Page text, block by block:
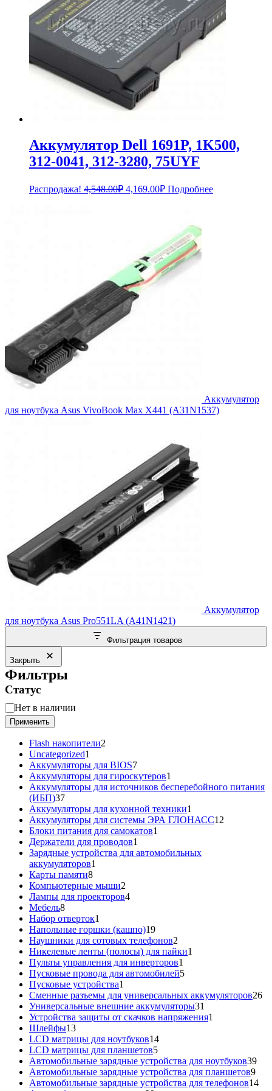
Аккумулятор Dell 1691P, 1K500,
312-0041, 312-3280, 75UYF
Распродажа! 4,548.00₽ Первоначальная
4,169.00₽Текущая
цена:
Подробнее
Аккумулятор
для ноутбука Asus VivoBook Max X441 (A31N1537)
Аккумулятор
для ноутбука Asus Pro551LA (A41N1421)
Фильтрация товаров
Закрыть
Фильтры
Статус
Статус
Нет в наличии
Применить
Flash накопители2
Uncategorized1
товар
Аккумуляторы для BIOS77
товаров
Аккумуляторы для гироскутеров1
товар
Аккумуляторы для источников бесперебойного питания
(ИБП)3737
товаров
Аккумуляторы для кухонной техники1
товар
Аккумуляторы для системы ЭРА ГЛОНАСС12
Блоки питания для самокатов1
Держатели для проводов1
товар
Зарядные устройства для автомобильных
аккумуляторов1
Карты памяти88
товаров
Компьютерные мыши2
товара
Лампы для проекторов44
Мебель88
товаров
Набор отверток1
товар
Напольные горшки (кашпо)1919
товаров
Наушники для сотовых телефонов2
товара
Никелевые ленты (полосы) для пайки1
Пульты управления для инверторов1
товар
Пусковые провода для автомобилей55
Пусковые устройства1
товар
Сменные разъемы для универсальных аккумуляторов2626
Универсальные внешние аккумуляторы31
товар
Устройства защиты от скачков напряжения1
Шлейфы1313
товаров
LCD матрицы для ноутбуков1414
LCD матрицы для планшетов55
товаров
Автомобильные зарядные устройства для ноутбуков3939
Автомобильные зарядные устройства для планшетов99
Автомобильные зарядные устройства для телефонов1414